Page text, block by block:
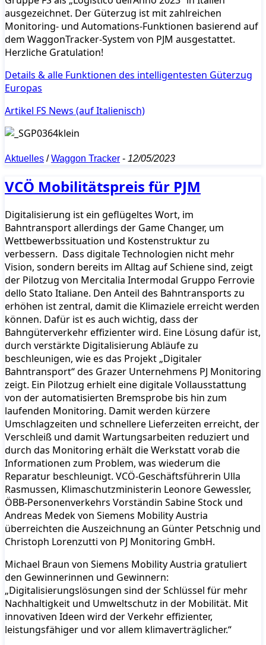
ausgezeichnet. Der Güterzug ist mit zahlreichen
Monitoring- und Automations-Funktionen basierend auf
dem WaggonTracker-System von PJM ausgestattet.
Herzliche Gratulation!
Details & alle Funktionen des intelligentesten Güterzug
Europas
Artikel FS News (auf Italienisch)
Aktuelles /Waggon Tracker - 12/05/2023
VCÖ Mobilitätspreis für PJM
Digitalisierung ist ein geflügeltes Wort, im
Bahntransport allerdings der Game Changer, um
Wettbewerbssituation und Kostenstruktur zu
verbessern. Dass digitale Technologien nicht mehr
Vision, sondern bereits im Alltag auf Schiene sind, zeigt
der Pilotzug von Mercitalia Intermodal Gruppo Ferrovie
dello Stato Italiane. Den Anteil des Bahntransports zu
erhöhen ist zentral, damit die Klimaziele erreicht werden
können. Dafür ist es auch wichtig, dass der
Bahngüterverkehr effizienter wird. Eine Lösung dafür ist,
durch verstärkte Digitalisierung Abläufe zu
beschleunigen, wie es das Projekt „Digitaler
Bahntransport“ des Grazer Unternehmens PJ Monitoring
zeigt. Ein Pilotzug erhielt eine digitale Vollausstattung
von der automatisierten Bremsprobe bis hin zum
laufenden Monitoring. Damit werden kürzere
Umschlagzeiten und schnellere Lieferzeiten erreicht, der
Verschleiß und damit Wartungsarbeiten reduziert und
durch das Monitoring erhält die Werkstatt vorab die
Informationen zum Problem, was wiederum die
Reparatur beschleunigt. VCÖ-Geschäftsführerin Ulla
Rasmussen, Klimaschutzministerin Leonore Gewessler,
ÖBB-Personenverkehrs Vorständin Sabine Stock und
Andreas Medek von Siemens Mobility Austria
überreichten die Auszeichnung an Günter Petschnig und
Christoph Lorenzutti von PJ Monitoring GmbH.
Michael Braun von Siemens Mobility Austria gratuliert
den Gewinnerinnen und Gewinnern:
„Digitalisierungslösungen sind der Schlüssel für mehr
Nachhaltigkeit und Umweltschutz in der Mobilität. Mit
innovativen Ideen wird der Verkehr effizienter,
leistungsfähiger und vor allem klimaverträglicher.“